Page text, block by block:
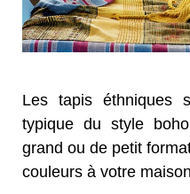
Les tapis éthniques
typique du style
grand ou de petit
couleurs à votre